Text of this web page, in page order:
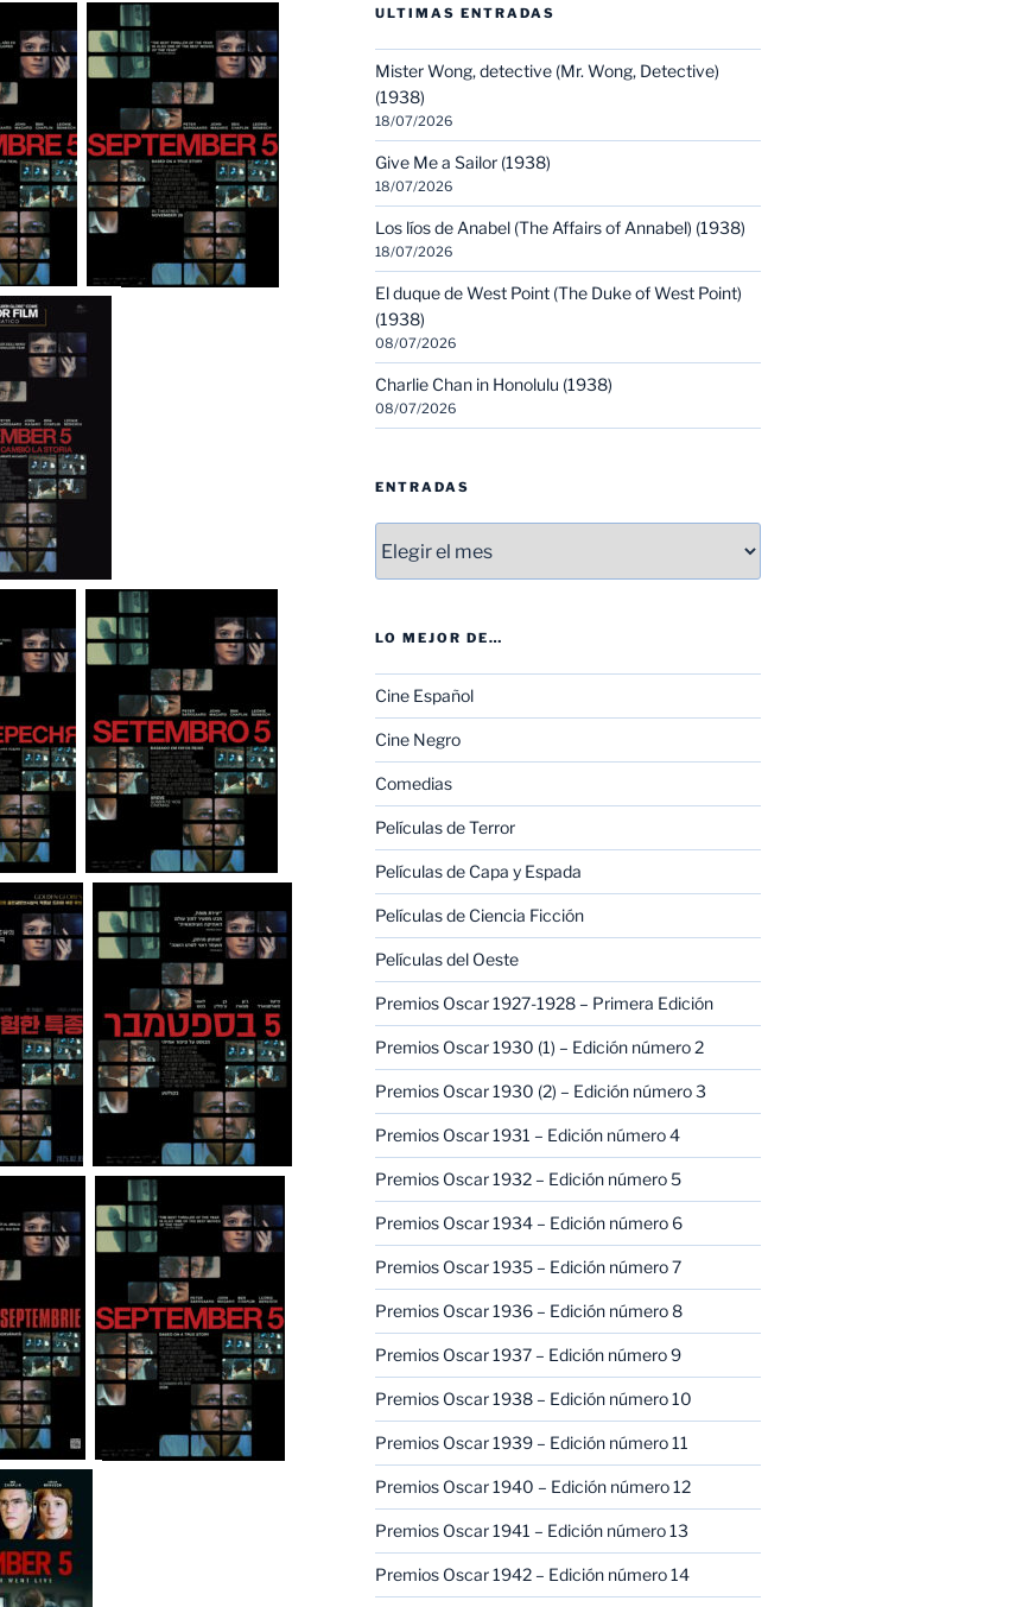
ULTIMAS ENTRADAS
Mister Wong, detective (Mr. Wong, Detective)
(1938)
18/07/2026
Give Me a Sailor (1938)
18/07/2026
Los líos de Anabel (The Affairs of Annabel) (1938)
18/07/2026
El duque de West Point (The Duke of West Point)
(1938)
08/07/2026
Charlie Chan in Honolulu (1938)
08/07/2026
ENTRADAS
LO MEJOR DE…
Cine Español
Cine Negro
Comedias
Películas de Terror
Películas de Capa y Espada
Películas de Ciencia Ficción
Películas del Oeste
Premios Oscar 1927-1928 – Primera Edición
Premios Oscar 1930 (1) – Edición número 2
Premios Oscar 1930 (2) – Edición número 3
Premios Oscar 1931 – Edición número 4
Premios Oscar 1932 – Edición número 5
Premios Oscar 1934 – Edición número 6
Premios Oscar 1935 – Edición número 7
Premios Oscar 1936 – Edición número 8
Premios Oscar 1937 – Edición número 9
Premios Oscar 1938 – Edición número 10
Premios Oscar 1939 – Edición número 11
Premios Oscar 1940 – Edición número 12
Premios Oscar 1941 – Edición número 13
Premios Oscar 1942 – Edición número 14